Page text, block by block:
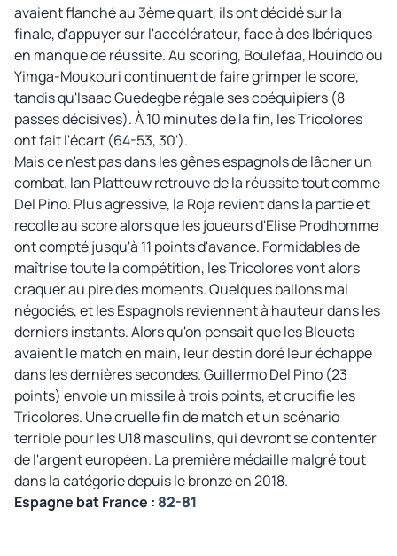
avaient flanché au 3ème quart, ils ont décidé sur la
finale, d'appuyer sur l'accélérateur, face à des Ibériques
en manque de réussite. Au scoring, Boulefaa, Houindo ou
Yimga-Moukouri continuent de faire grimper le score,
tandis qu'Isaac Guedegbe régale ses coéquipiers (8
passes décisives). À 10 minutes de la fin, les Tricolores
ont fait l'écart (64-53, 30').
Mais ce n'est pas dans les gênes espagnols de lâcher un
combat. Ian Platteuw retrouve de la réussite tout comme
Del Pino. Plus agressive, la Roja revient dans la partie et
recolle au score alors que les joueurs d'Elise Prodhomme
ont compté jusqu'à 11 points d'avance. Formidables de
maîtrise toute la compétition, les Tricolores vont alors
craquer au pire des moments. Quelques ballons mal
négociés, et les Espagnols reviennent à hauteur dans les
derniers instants. Alors qu'on pensait que les Bleuets
avaient le match en main, leur destin doré leur échappe
dans les dernières secondes. Guillermo Del Pino (23
points) envoie un missile à trois points, et crucifie les
Tricolores. Une cruelle fin de match et un scénario
terrible pour les U18 masculins, qui devront se contenter
de l'argent européen. La première médaille malgré tout
dans la catégorie depuis le bronze en 2018.
Espagne bat France : 82-81